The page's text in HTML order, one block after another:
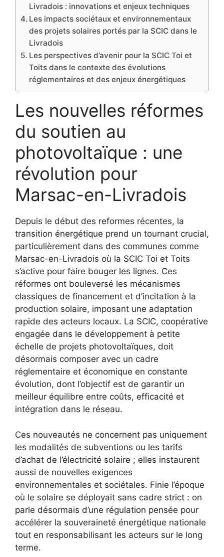
Livradois : innovations et enjeux techniques
Les impacts sociétaux et environnementaux
des projets solaires portés par la SCIC dans le
Livradois
Les perspectives d’avenir pour la SCIC Toi et
Toits dans le contexte des évolutions
réglementaires et des enjeux énergétiques
Les nouvelles réformes
du soutien au
photovoltaïque : une
révolution pour
Marsac-en-Livradois
Depuis le début des reformes récentes, la
transition énergétique prend un tournant crucial,
particulièrement dans des communes comme
Marsac-en-Livradois où la SCIC Toi et Toits
s’active pour faire bouger les lignes. Ces
réformes ont bouleversé les mécanismes
classiques de financement et d’incitation à la
production solaire, imposant une adaptation
rapide des acteurs locaux. La SCIC, coopérative
engagée dans le développement à petite
échelle de projets photovoltaïques, doit
désormais composer avec un cadre
réglementaire et économique en constante
évolution, dont l’objectif est de garantir un
meilleur équilibre entre coûts, efficacité et
intégration dans le réseau.
Ces nouveautés ne concernent pas uniquement
les modalités de subventions ou les tarifs
d’achat de l’électricité solaire ; elles instaurent
aussi de nouvelles exigences
environnementales et sociétales. Finie l’époque
où le solaire se déployait sans cadre strict : on
parle désormais d’une régulation pensée pour
accélérer la souveraineté énergétique nationale
tout en responsabilisant les acteurs sur le long
terme.